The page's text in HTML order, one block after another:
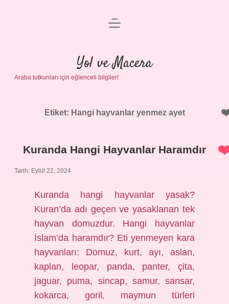
Anasayfa
Gizlilik Politikası
Yasal Uyarı
menüyü
Yol ve Macera
Araba tutkunları için eğlenceli bilgiler!
Etiket: Hangi hayvanlar yenmez ayet
Kuranda Hangi Hayvanlar Haramdır
Tarih: Eylül 22, 2024
Kuranda hangi hayvanlar yasak?
Kuran’da adı geçen ve yasaklanan tek
hayvan domuzdur. Hangi hayvanlar
İslam’da haramdır? Eti yenmeyen kara
hayvanları: Domuz, kurt, ayı, aslan,
kaplan, leopar, panda, panter, çita,
jaguar, puma, sincap, samur, sansar,
kokarca, goril, maymun türleri